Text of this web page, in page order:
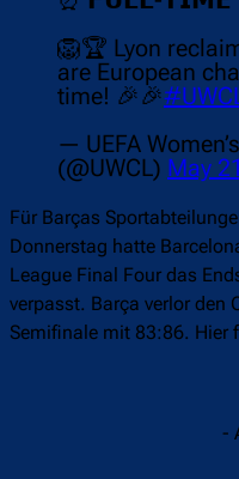
🦁🏆 Lyon
are European
time! 🎉🎉
— UEFA
(@UWCL) May
Für Barças
Donnerstag hatte
League Final Four das
verpasst. Barça verlor den
Semifinale mit 83:86. Hier
-